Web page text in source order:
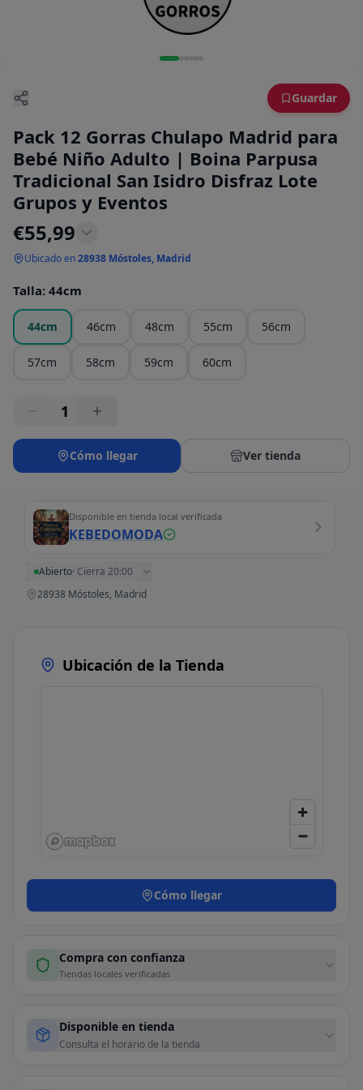
Guardar
Pack 12 Gorras Chulapo Madrid para
Bebé Niño Adulto | Boina Parpusa
Tradicional San Isidro Disfraz Lote
Grupos y Eventos
€55,99
Ubicado en28938 Móstoles, Madrid
Talla: 44cm
44cm 46cm 48cm 55cm 56cm
57cm 58cm 59cm 60cm
1
Cómo llegar Ver tienda
Disponible en tienda local verificada
KEBEDOMODA
Abierto· Cierra 20:00
28938 Móstoles, Madrid
Ubicación de la Tienda
Cómo llegar
Compra con confianza
Tiendas locales verificadas
Disponible en tienda
Consulta el horario de la tienda